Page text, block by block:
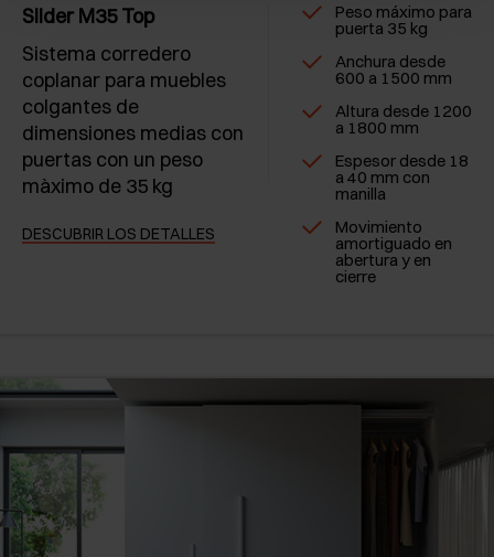
Slider M35 Top
Sistema corredero
coplanar para muebles
colgantes de
dimensiones medias con
puertas con un peso
màximo de 35 kg
DESCUBRIR LOS DETALLES
Peso máximo para
puerta 35 kg
Anchura desde
600 a 1500 mm
Altura desde 1200
a 1800 mm
Espesor desde 18
a 40 mm con
manilla
Movimiento
amortiguado en
abertura y en
cierre